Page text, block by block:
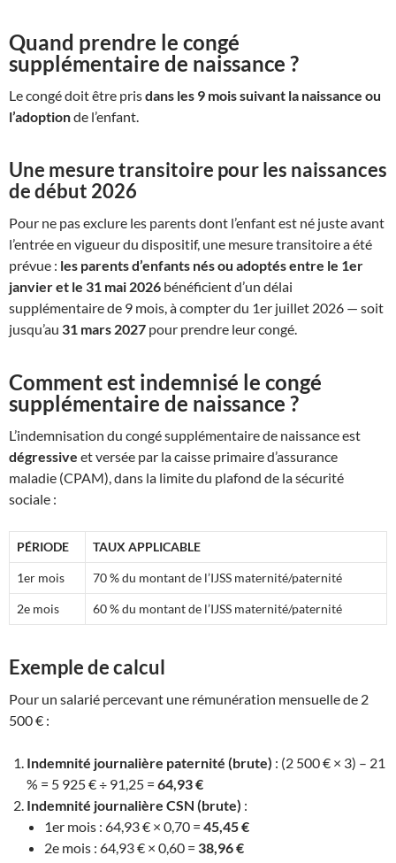
Quand prendre le congé
supplémentaire de naissance ?
Le congé doit être prisdans les 9 mois suivant la naissance ou
l’adoptionde l’enfant.
Une mesure transitoire pour les naissances
de début 2026
Pour ne pas exclure les parents dont l’enfant est né juste avant
l’entrée en vigueur du dispositif, une mesure transitoire a été
prévue : les parents d’enfants nés ou adoptés entre le 1er
janvier et le 31 mai 2026 bénéficient d’un délai
supplémentaire de 9 mois, à compter du 1er juillet 2026 — soit
jusqu’au 31 mars 2027 pour prendre leur congé.
Comment est indemnisé le congé
supplémentaire de naissance ?
L’indemnisation du congé supplémentaire de naissance est
dégressive et versée par la caisse primaire d’assurance
maladie (CPAM), dans la limite du plafond de la sécurité
sociale :
PÉRIODE TAUX APPLICABLE
1er mois 70 % du montant de l’IJSS maternité/paternité
2e mois 60 % du montant de l’IJSS maternité/paternité
Exemple de calcul
Pour un salarié percevant une rémunération mensuelle de 2
500 € :
Indemnité journalière paternité (brute) : (2 500 € × 3) – 21
% = 5 925 € ÷ 91,25 = 64,93 €
Indemnité journalière CSN (brute) :
1er mois : 64,93 € × 0,70 = 45,45 €
2e mois : 64,93 € × 0,60 = 38,96 €